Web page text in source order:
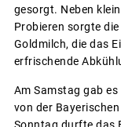
gesorgt. Neben
Probieren sorgte
Goldmilch, die das
erfrischende
Am Samstag gab
von der